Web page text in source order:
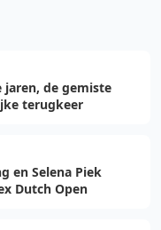
jaren, de gemiste
terugkeer
en Selena Piek
Dutch Open